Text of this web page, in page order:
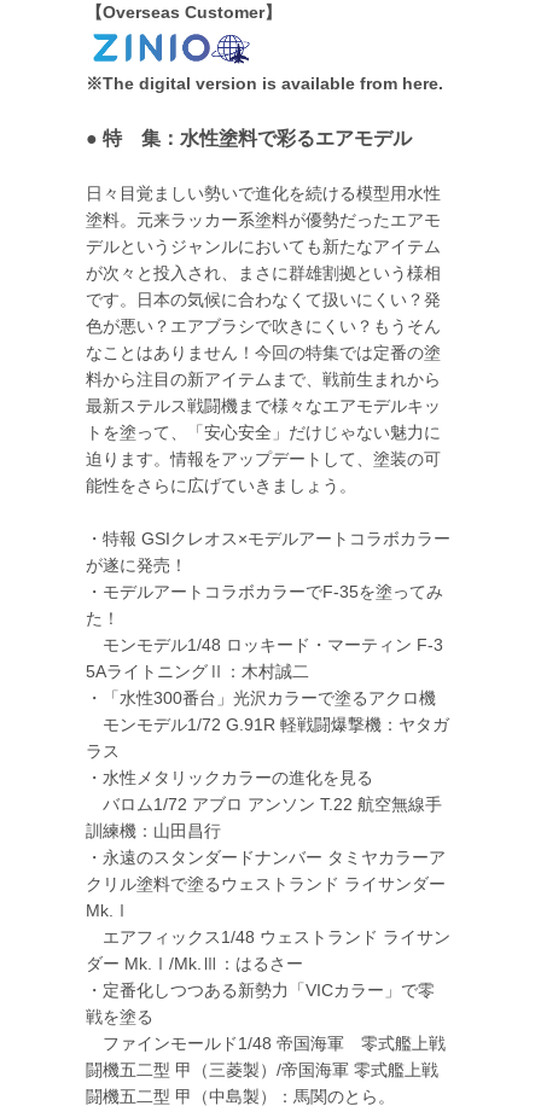
【Overseas Customer】
※The digital version is available from here.
● 特 集：水性塗料で彩るエアモデル
日々目覚ましい勢いで進化を続ける模型用水性
塗料。元来ラッカー系塗料が優勢だったエアモ
デルというジャンルにおいても新たなアイテム
が次々と投入され、まさに群雄割拠という様相
です。日本の気候に合わなくて扱いにくい？発
色が悪い？エアブラシで吹きにくい？もうそん
なことはありません！今回の特集では定番の塗
料から注目の新アイテムまで、戦前生まれから
最新ステルス戦闘機まで様々なエアモデルキッ
トを塗って、「安心安全」だけじゃない魅力に
迫ります。情報をアップデートして、塗装の可
能性をさらに広げていきましょう。
・特報 GSIクレオス×モデルアートコラボカラー
が遂に発売！
・モデルアートコラボカラーでF-35を塗ってみ
た！
モンモデル1/48 ロッキード・マーティン F-3
5AライトニングⅡ：木村誠二
・「水性300番台」光沢カラーで塗るアクロ機
モンモデル1/72 G.91R 軽戦闘爆撃機：ヤタガ
ラス
・水性メタリックカラーの進化を見る
バロム1/72 アブロ アンソン T.22 航空無線手
訓練機：山田昌行
・永遠のスタンダードナンバー タミヤカラーア
クリル塗料で塗るウェストランド ライサンダー
Mk.Ⅰ
エアフィックス1/48 ウェストランド ライサン
ダー Mk.Ⅰ/Mk.Ⅲ：はるさー
・定番化しつつある新勢力「VICカラー」で零
戦を塗る
ファインモールド1/48 帝国海軍 零式艦上戦
闘機五二型 甲（三菱製）/帝国海軍 零式艦上戦
闘機五二型 甲（中島製）：馬関のとら。